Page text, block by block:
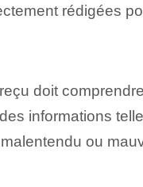
rédigées
doit
informations
ou